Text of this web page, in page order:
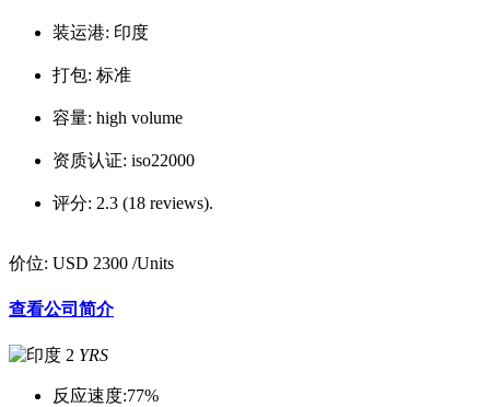
装运港: 印度
打包: 标准
容量: high volume
资质认证: iso22000
评分: 2.3 (18 reviews).
价位: USD 2300 /Units
查看公司简介
2 YRS
反应速度:77%